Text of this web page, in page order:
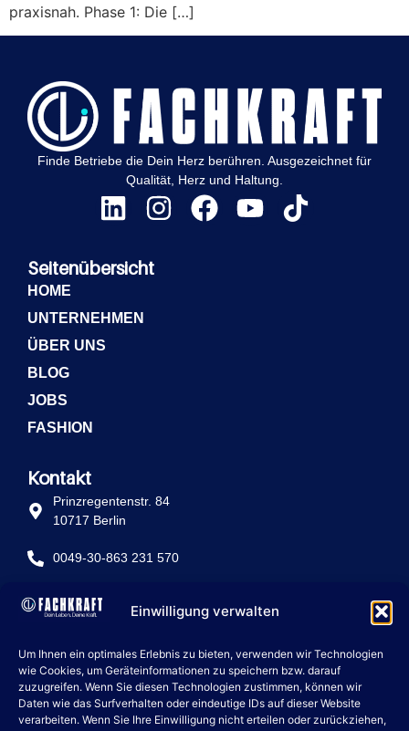
Einwilligung verwalten
Um Ihnen ein optimales Erlebnis zu bieten, verwenden wir Technologien
wie Cookies, um Geräteinformationen zu speichern bzw. darauf
zuzugreifen. Wenn Sie diesen Technologien zustimmen, können wir
Daten wie das Surfverhalten oder eindeutige IDs auf dieser Website
verarbeiten. Wenn Sie Ihre Einwilligung nicht erteilen oder zurückziehen,
praxisnah. Phase 1: Die […]
Finde Betriebe die Dein Herz berühren. Ausgezeichnet für
Qualität, Herz und Haltung.
Seitenübersicht
HOME
UNTERNEHMEN
ÜBER UNS
BLOG
JOBS
FASHION
Kontakt
Prinzregentenstr. 84
10717 Berlin
0049-30-863 231 570
info@fachkraft-betriebe.de
Rechtliche Seiten
IMPRESSUM
DATENSCHUTZ
COOKIE POLICY